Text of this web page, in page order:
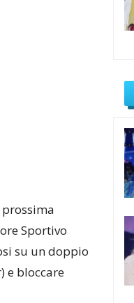
Sportivo
su un doppio
e bloccare